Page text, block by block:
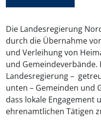
Die Landesregierung
durch die Übernahme
und Verleihung von
und
Landesregierung –
unten – Gemeinden und
dass lokale Engagement
ehrenamtlichen Tätigen